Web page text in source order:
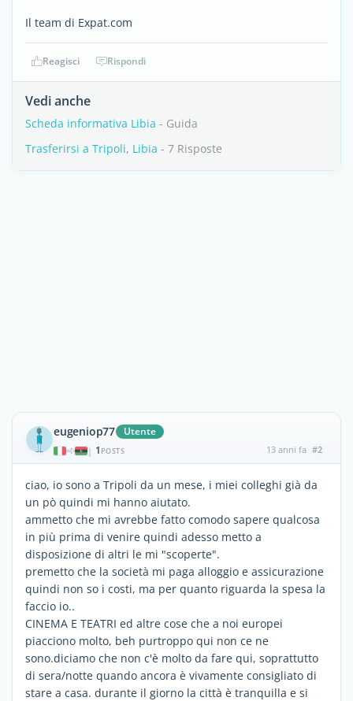
Il team di Expat.com
Reagisci Rispondi
Vedi anche
Scheda informativa Libia - Guida
Trasferirsi a Tripoli, Libia - 7 Risposte
eugeniop77 Utente
| 1 POSTS 13 anni fa #2
ciao, io sono a Tripoli da un mese, i miei colleghi già da
un pò quindi mi hanno aiutato.
ammetto che mi avrebbe fatto comodo sapere qualcosa
in più prima di venire quindi adesso metto a
disposizione di altri le mi "scoperte".
premetto che la società mi paga alloggio e assicurazione
quindi non so i costi, ma per quanto riguarda la spesa la
faccio io..
CINEMA E TEATRI ed altre cose che a noi europei
piacciono molto, beh purtroppo qui non ce ne
sono.diciamo che non c'è molto da fare qui, soprattutto
di sera/notte quando ancora è vivamente consigliato di
stare a casa. durante il giorno la città è tranquilla e si